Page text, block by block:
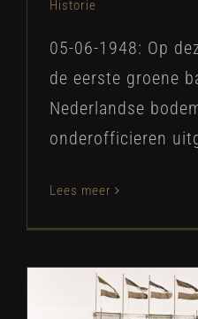
Historie
05-06-1948: Op
de eerste groene
Nederlandse
onderofficieren
Lees meer